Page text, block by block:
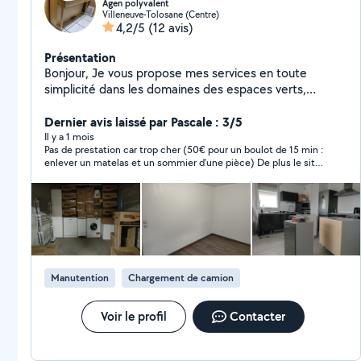
Agen polyvalent
Villeneuve-Tolosane (Centre)
4,2/5 (12 avis)
Présentation
Bonjour, Je vous propose mes services en toute
simplicité dans les domaines des espaces verts,
petit bricolage. Pour tout service désiré n'hésitez pas à
Dernier avis laissé par Pascale : 3/5
Il y a 1 mois
Pas de prestation car trop cher (50€ pour un boulot de 15 min :
enlever un matelas et un sommier d’une pièce) De plus le site
n’était pas celui inscrit sur son site. Pas rassurée je n’ai pas
donné suite
Manutention Chargement de camion
Voir le profil Contacter